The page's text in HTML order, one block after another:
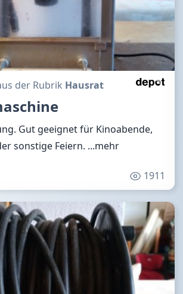
der Rubrik Hausrat
Gut geeignet für Kinoabende,
sonstige Feiern. ...mehr
1911